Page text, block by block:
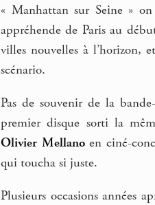
« Manhattan sur Seine »
appréhende de Paris au
villes nouvelles à l’horizon,
scénario.
Pas de souvenir de la
premier disque sorti la
Olivier Mellanoen ciné-
qui toucha si juste.
Plusieurs occasions années